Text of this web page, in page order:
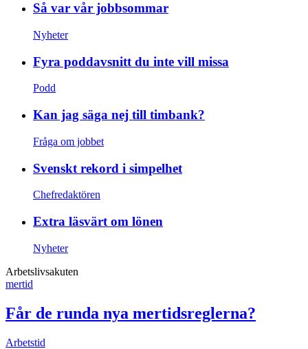
Så var vår jobbsommar
Nyheter
Fyra poddavsnitt du inte vill missa
Podd
Kan jag säga nej till timbank?
Fråga om jobbet
Svenskt rekord i simpelhet
Chefredaktören
Extra läsvärt om lönen
Nyheter
Arbetslivsakuten
mertid
Får de runda nya mertidsreglerna?
Arbetstid